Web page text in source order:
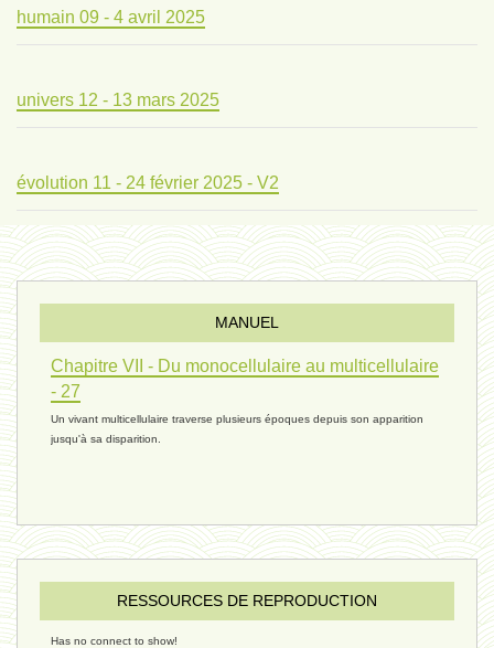
humain 09 - 4 avril 2025
univers 12 - 13 mars 2025
évolution 11 - 24 février 2025 - V2
évolution 10 - 4 février 2025
réconciliations 04 - 26 janvier
réchauffement 03 - 26 janvier 2025
ressources de vie 05 - 23 décembre
MANUEL
Chapitre VII - Du monocellulaire au multicellulaire
- 27
Un vivant multicellulaire traverse plusieurs époques depuis son apparition
jusqu'à sa disparition.
RESSOURCES DE REPRODUCTION
Has no connect to show!